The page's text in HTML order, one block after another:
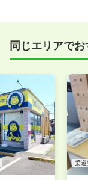
すめしてい
事前に確認
付けください
同じエリアで
柔